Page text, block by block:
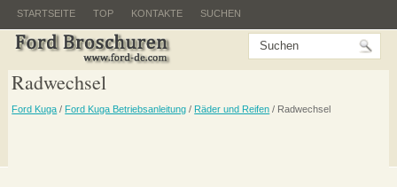
STARTSEITE TOP KONTAKTE SUCHEN
Radwechsel
Ford Kuga / Ford Kuga Betriebsanleitung / Räder und Reifen / Radwechsel